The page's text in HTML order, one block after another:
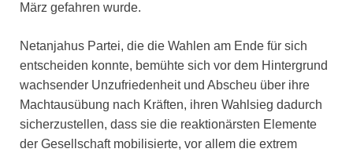
März gefahren wurde.
Netanjahus Partei, die die Wahlen am Ende für sich
entscheiden konnte, bemühte sich vor dem Hintergrund
wachsender Unzufriedenheit und Abscheu über ihre
Machtausübung nach Kräften, ihren Wahlsieg dadurch
sicherzustellen, dass sie die reaktionärsten Elemente
der Gesellschaft mobilisierte, vor allem die extrem